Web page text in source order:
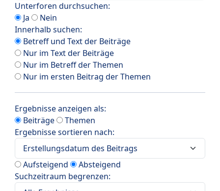
Unterforen durchsuchen:
Ja
Nein
Innerhalb suchen:
Betreff und Text der Beiträge
Nur im Text der Beiträge
Nur im Betreff der Themen
Nur im ersten Beitrag der Themen
Ergebnisse anzeigen als:
Beiträge
Themen
Ergebnisse sortieren nach:
Aufsteigend
Absteigend
Suchzeitraum begrenzen: